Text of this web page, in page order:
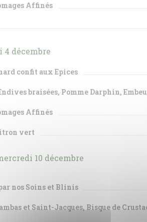
Affinés
4 décembre
confit aux Epices
braisées, Pomme Darphin,
Affinés
vert
10 décembre
nos Soins et Blinis
et Saint-Jacques, Bisque de